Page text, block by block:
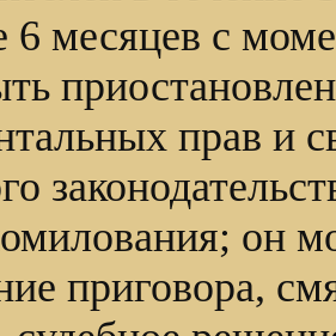
6 месяцев с
прав и
он
приговора,